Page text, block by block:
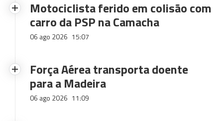
Motociclista ferido em colisão com
carro da PSP na Camacha
06 ago 2026 15:07
Força Aérea transporta doente
para a Madeira
06 ago 2026 11:09